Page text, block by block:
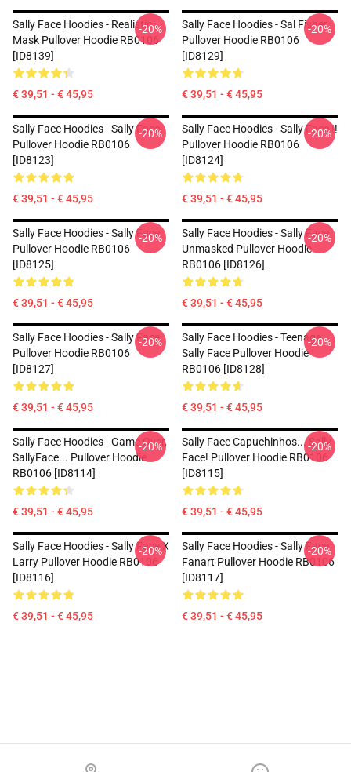
Sally Face Hoodies - Realistic
Mask Pullover Hoodie RB0106
[ID8139]
€ 39,51 - € 45,95
-20%
Sally Face Hoodies - Sal Fisher
Pullover Hoodie RB0106
[ID8129]
€ 39,51 - € 45,95
-20%
Sally Face Hoodies - Sally Face.
Pullover Hoodie RB0106
[ID8123]
€ 39,51 - € 45,95
-20%
Sally Face Hoodies - Sally Face !!
Pullover Hoodie RB0106
[ID8124]
€ 39,51 - € 45,95
-20%
Sally Face Hoodies - Sally Face
Pullover Hoodie RB0106
[ID8125]
€ 39,51 - € 45,95
-20%
Sally Face Hoodies - Sally Face
Unmasked Pullover Hoodie
RB0106 [ID8126]
€ 39,51 - € 45,95
-20%
Sally Face Hoodies - Sally Face
Pullover Hoodie RB0106
[ID8127]
€ 39,51 - € 45,95
-20%
Sally Face Hoodies - Teenage
Sally Face Pullover Hoodie
RB0106 [ID8128]
€ 39,51 - € 45,95
-20%
Sally Face Hoodies - Game Over,
SallyFace... Pullover Hoodie
RB0106 [ID8114]
€ 39,51 - € 45,95
-20%
Sally Face Capuchinhos... Sally
Face! Pullover Hoodie RB0106
[ID8115]
€ 39,51 - € 45,95
-20%
Sally Face Hoodies - Sally Face X
Larry Pullover Hoodie RB0106
[ID8116]
€ 39,51 - € 45,95
-20%
Sally Face Hoodies - Sally Face
Fanart Pullover Hoodie RB0106
[ID8117]
€ 39,51 - € 45,95
-20%